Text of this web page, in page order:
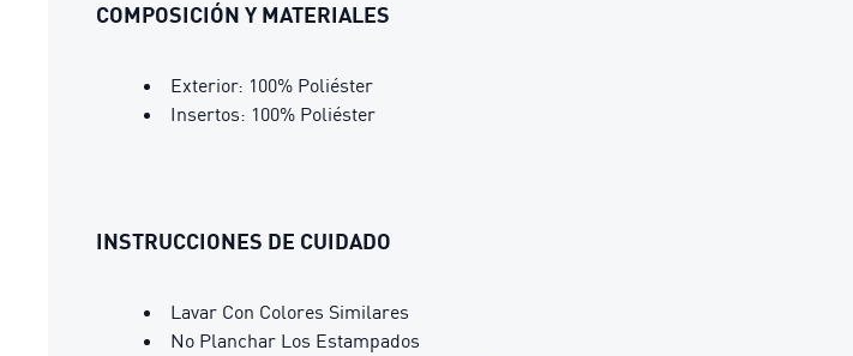
COMPOSICIÓN Y MATERIALES
Exterior: 100% Poliéster
Insertos: 100% Poliéster
INSTRUCCIONES DE CUIDADO
Lavar Con Colores Similares
No Planchar Los Estampados